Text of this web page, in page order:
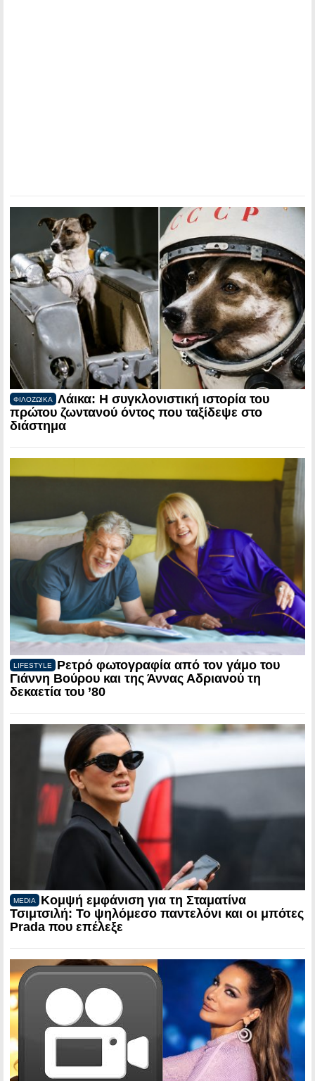
ΦΙΛΟΖΩΙΚΑ
Λάικα: Η συγκλονιστική ιστορία του
πρώτου ζωντανού όντος που ταξίδεψε στο
διάστημα
LIFESTYLE
Ρετρό φωτογραφία από τον γάμο του
Γιάννη Βούρου και της Άννας Αδριανού τη
δεκαετία του ’80
MEDIA
Κομψή εμφάνιση για τη Σταματίνα
Τσιμτσιλή: Το ψηλόμεσο παντελόνι και οι μπότες
Prada που επέλεξε